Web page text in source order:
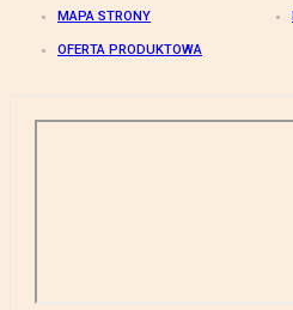
MAPA STRONY
OFERTA PRODUKTOWA